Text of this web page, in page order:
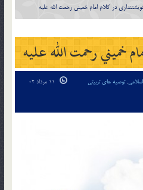
در کلام امام خميني رحمت الله عليه
خميني رحمت الله عليه
,توصیه های تربیتی